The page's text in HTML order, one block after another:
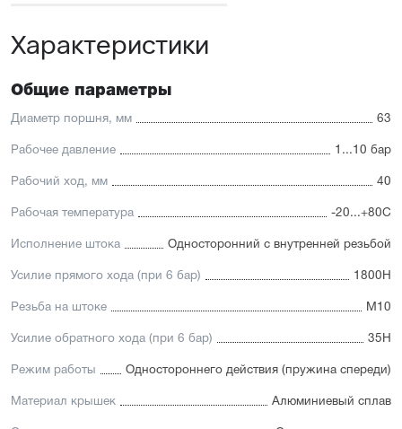
Высокая производительность.
Имеется опрос положения и упругие элементы
демпфирования
трёх сторон
промышленности
Низкий уровень шума работы
Характеристики
Общие параметры
Диаметр поршня, мм 63
Рабочее давление 1...10 бар
Рабочий ход, мм 40
Рабочая температура -20...+80С
Исполнение штока Односторонний с внутренней резьбой
Усилие прямого хода (при 6 бар) 1800Н
Резьба на штоке М10
Усилие обратного хода (при 6 бар) 35Н
Режим работы Одностороннего действия (пружина спереди)
Материал крышек Алюминиевый сплав